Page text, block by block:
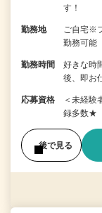
す！
勤務地
ご自宅※
勤務可能
勤務時間
好きな時
後、即お
応募資格
＜未経
録多数★
後で見る